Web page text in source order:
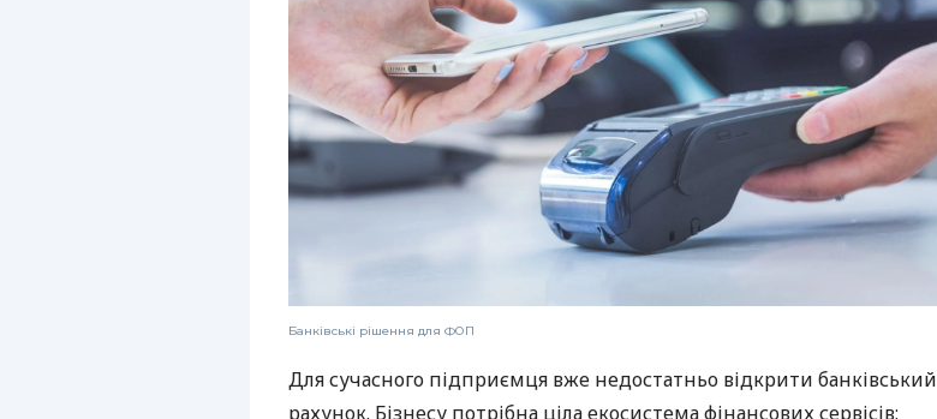
Банківські рішення для ФОП
Для сучасного підприємця вже недостатньо відкрити банківський
рахунок. Бізнесу потрібна ціла екосистема фінансових сервісів: